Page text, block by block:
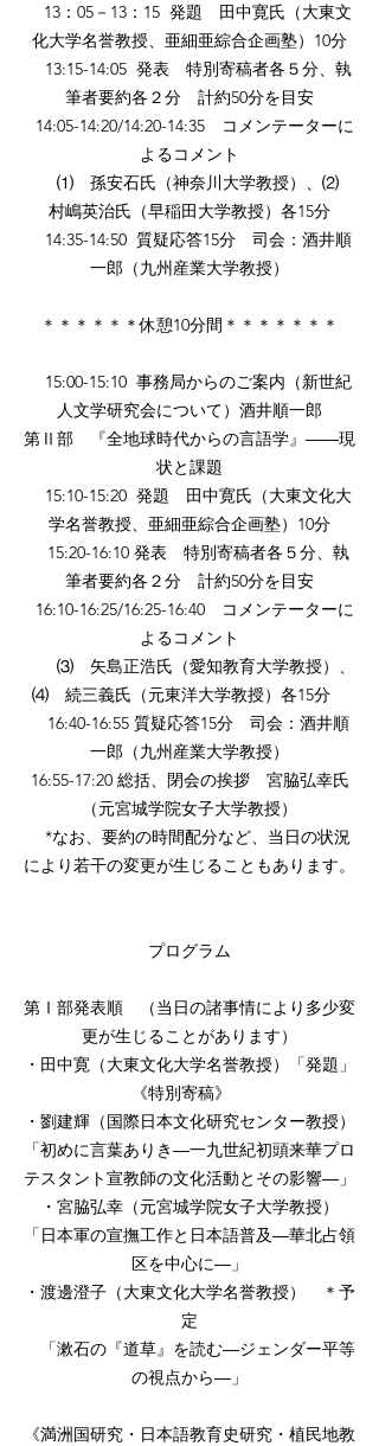
13：05－13：15 発題 田中寛氏（大東文
化大学名誉教授、亜細亜綜合企画塾）10分
13:15-14:05 発表 特別寄稿者各５分、執
筆者要約各２分 計約50分を目安
14:05-14:20/14:20-14:35 コメンテーターに
よるコメント
⑴ 孫安石氏（神奈川大学教授）、⑵
村嶋英治氏（早稲田大学教授）各15分
14:35-14:50 質疑応答15分 司会：酒井順
一郎（九州産業大学教授）
＊＊＊＊＊＊休憩10分間＊＊＊＊＊＊＊
15:00-15:10 事務局からのご案内（新世紀
人文学研究会について）酒井順一郎
第Ⅱ部 『全地球時代からの言語学』――現
状と課題
15:10-15:20 発題 田中寛氏（大東文化大
学名誉教授、亜細亜綜合企画塾）10分
15:20-16:10 発表 特別寄稿者各５分、執
筆者要約各２分 計約50分を目安
16:10-16:25/16:25-16:40 コメンテーターに
よるコメント
⑶ 矢島正浩氏（愛知教育大学教授）、
⑷ 続三義氏（元東洋大学教授）各15分
16:40-16:55 質疑応答15分 司会：酒井順
一郎（九州産業大学教授）
16:55-17:20 総括、閉会の挨拶 宮脇弘幸氏
（元宮城学院女子大学教授）
*なお、要約の時間配分など、当日の状況
により若干の変更が生じることもあります。
プログラム
第Ⅰ部発表順 （当日の諸事情により多少変
更が生じることがあります）
・田中寛（大東文化大学名誉教授）「発題」
《特別寄稿》
・劉建輝（国際日本文化研究センター教授）
「初めに言葉ありき―一九世紀初頭来華プロ
テスタント宣教師の文化活動とその影響―」
・宮脇弘幸（元宮城学院女子大学教授）
「日本軍の宣撫工作と日本語普及―華北占領
区を中心に―」
・渡邊澄子（大東文化大学名誉教授） ＊予
定
「漱石の『道草』を読む―ジェンダー平等
の視点から―」
《満洲国研究・日本語教育史研究・植民地教